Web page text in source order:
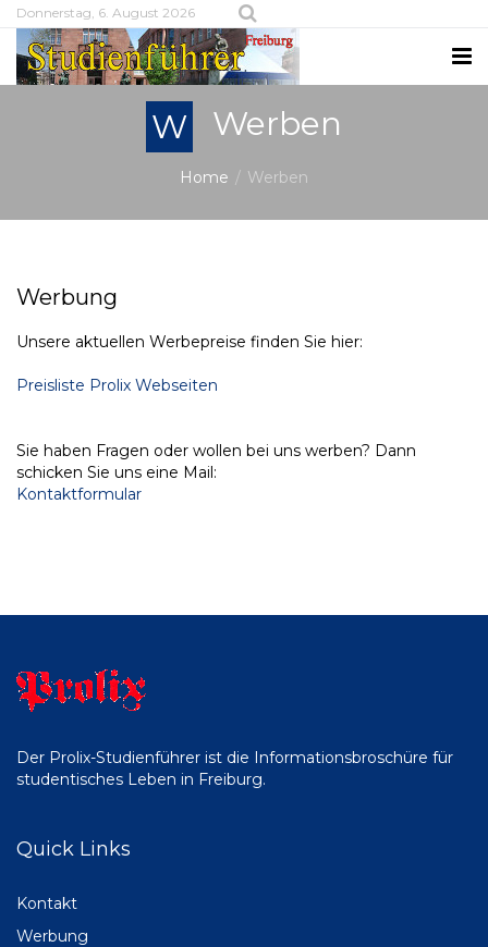
Donnerstag, 6. August 2026
W Werben
Home Werben
Werbung
Unsere aktuellen Werbepreise finden Sie hier:
Preisliste Prolix Webseiten
Sie haben Fragen oder wollen bei uns werben? Dann
schicken Sie uns eine Mail:
Kontaktformular
Der Prolix-Studienführer ist die Informationsbroschüre für
studentisches Leben in Freiburg.
Quick Links
Kontakt
Werbung